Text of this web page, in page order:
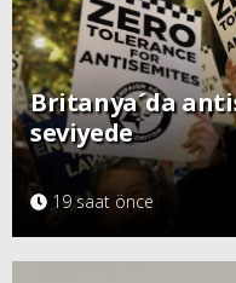
Britanya´da
seviyede
19 saat önce